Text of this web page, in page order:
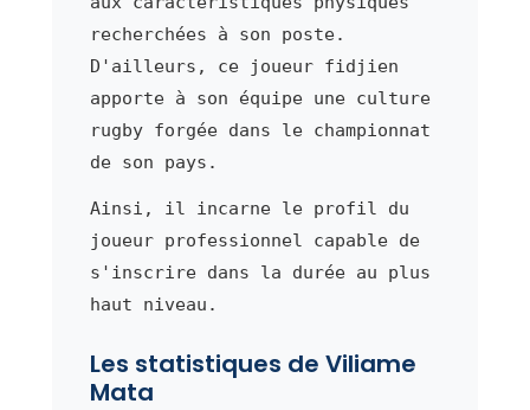
recherchées à son poste.
D'ailleurs, ce joueur fidjien
apporte à son équipe une culture
rugby forgée dans le championnat
de son pays.
Ainsi, il incarne le profil du
joueur professionnel capable de
s'inscrire dans la durée au plus
haut niveau.
Les statistiques de Viliame
Mata